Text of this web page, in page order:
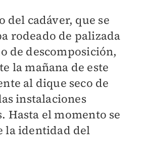
del cadáver, que se
rodeado de palizada
de descomposición,
la mañana de este
al dique seco de
instalaciones
Hasta el momento se
la identidad del